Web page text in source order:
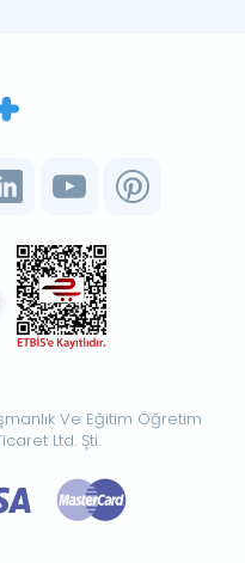
Ve Eğitim Öğretim
Ltd. Şti.